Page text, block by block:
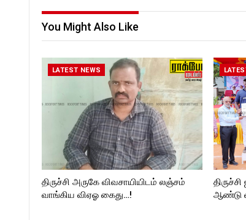
You Might Also Like
LATEST NEWS
திருச்சி அருகே விவசாயியிடம் லஞ்சம்
வாங்கிய விஏஓ கைது…!
ஆண்டு